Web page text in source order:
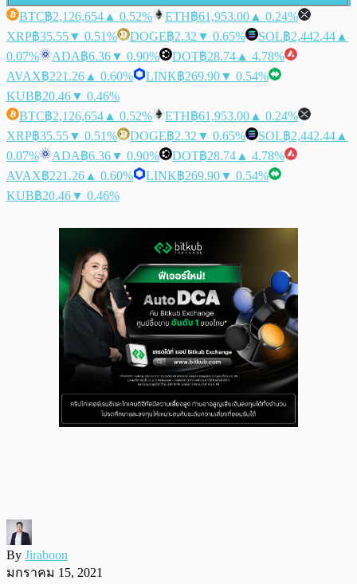
BTC฿2,126,654 ▲ 0.52% ETH฿61,953.00 ▲ 0.24%
XRP฿35.55▼ 0.51% DOGE฿2.32 ▼ 0.65% SOL฿2,442.44 ▲
0.07%
ADA฿6.36▼ 0.90% DOT฿28.74 ▲ 4.78%
AVAX฿221.26 ▲ 0.60% LINK฿269.90▼ 0.54%
KUB฿20.46▼ 0.46%
BTC฿2,126,654 ▲ 0.52% ETH฿61,953.00 ▲ 0.24%
XRP฿35.55▼ 0.51% DOGE฿2.32 ▼ 0.65% SOL฿2,442.44 ▲
0.07%
ADA฿6.36▼ 0.90% DOT฿28.74 ▲ 4.78%
AVAX฿221.26 ▲ 0.60% LINK฿269.90▼ 0.54%
KUB฿20.46▼ 0.46%
By Jiraboon
มกราคม 15, 2021